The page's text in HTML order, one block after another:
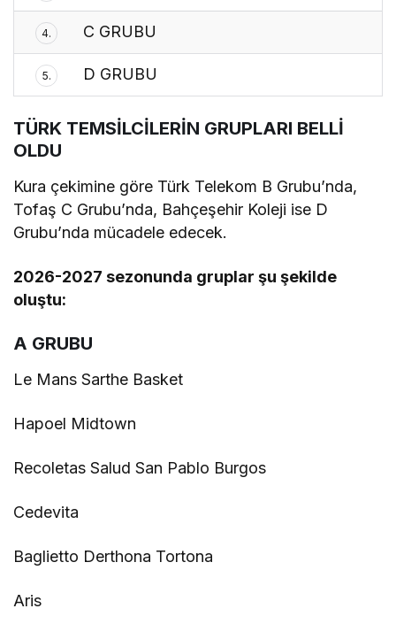
4. C GRUBU
5. D GRUBU
TÜRK TEMSİLCİLERİN GRUPLARI BELLİ
OLDU
Kura çekimine göre Türk Telekom B Grubu’nda,
Tofaş C Grubu’nda, Bahçeşehir Koleji ise D
Grubu’nda mücadele edecek.
2026-2027 sezonunda gruplar şu şekilde
oluştu:
A GRUBU
Le Mans Sarthe Basket
Hapoel Midtown
Recoletas Salud San Pablo Burgos
Cedevita
Baglietto Derthona Tortona
Aris